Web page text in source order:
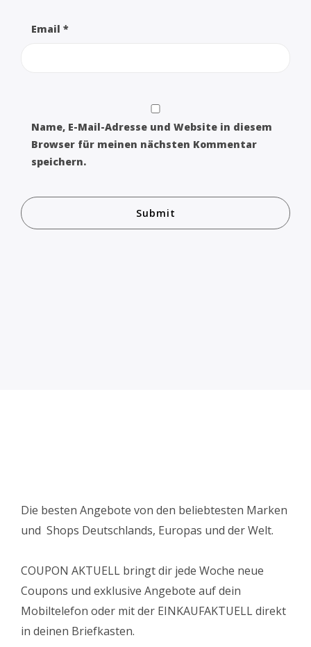
Email *
Name, E-Mail-Adresse und Website in diesem
Browser für meinen nächsten Kommentar
speichern.
Die besten Angebote von den beliebtesten Marken
und Shops Deutschlands, Europas und der Welt.
COUPON AKTUELL bringt dir jede Woche neue
Coupons und exklusive Angebote auf dein
Mobiltelefon oder mit der EINKAUFAKTUELL direkt
in deinen Briefkasten.